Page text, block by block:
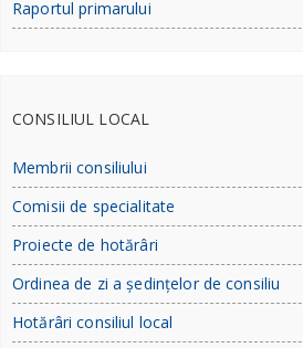
Raportul primarului
CONSILIUL LOCAL
Membrii consiliului
Comisii de specialitate
Proiecte de hotărâri
Ordinea de zi a ședințelor de consiliu
Hotărâri consiliul local